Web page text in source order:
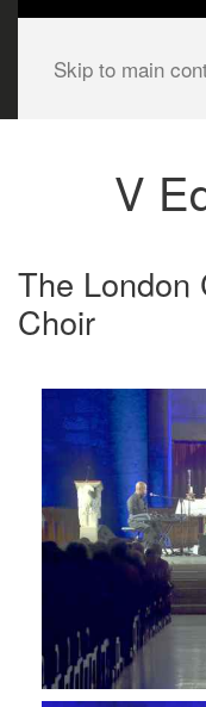
Skip to main
V
The London
Choir